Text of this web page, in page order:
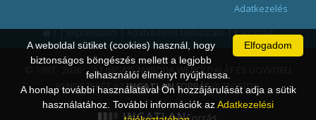
Adatkezelés
||Impresszium|Adatvédelmi tájékoztató|Kapcsolat
© 1997 - 2026 AZ INGATLANIRODA WEBOLDALÁT ÉS ÜGYVITELI
RENDSZERÉT AZINGATLAN FORRÁSBIZTOSÍTJA.
Elfogadom
A weboldal sütiket (cookies) használ, hogy
biztonságos böngészés mellett a legjobb
felhasználói élményt nyújthassa.
A honlap további használatával Ön hozzájárulását adja a sütik
használatához. További információk azAdatkezelési